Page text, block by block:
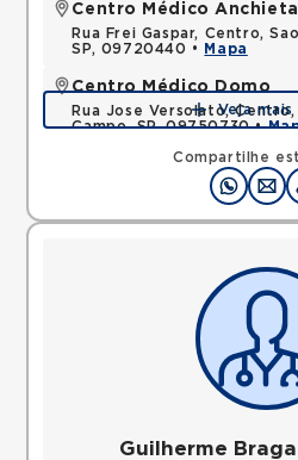
Compartilhe
Centro Médico Anchieta
Rua Frei Gaspar, Centro,
SP, 09720440 •
Mapa
Centro Médico Domo
Rua Jose Versolato,
Campo, SP, 09750730 •
Veja mais
Guilherme